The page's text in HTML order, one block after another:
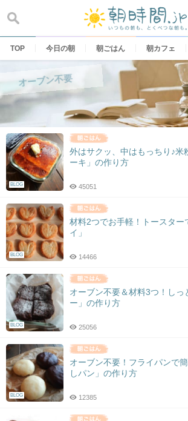
content
TOP 今日の朝 朝ごはん 朝カフェ
オーブン不要
BLOG
外はサクッ、中はもっちり♪米
ーキ」の作り方
45051
BLOG
材料2つでお手軽！トースター
イ」
14466
BLOG
オーブン不要＆材料3つ！しっ
ー」の作り方
25056
BLOG
オーブン不要！フライパンで
しパン」の作り方
12385